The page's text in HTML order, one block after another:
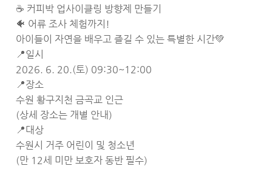
☕ 커피박 업사이클링 방향제 만들기
🐠 어류 조사 체험까지!
아이들이 자연을 배우고 즐길 수 있는 특별한 시간💚
📍일시
2026. 6. 20.(토) 09:30~12:00
📍장소
수원 황구지천 금곡교 인근
(상세 장소는 개별 안내)
📍대상
수원시 거주 어린이 및 청소년
(만 12세 미만 보호자 동반 필수)